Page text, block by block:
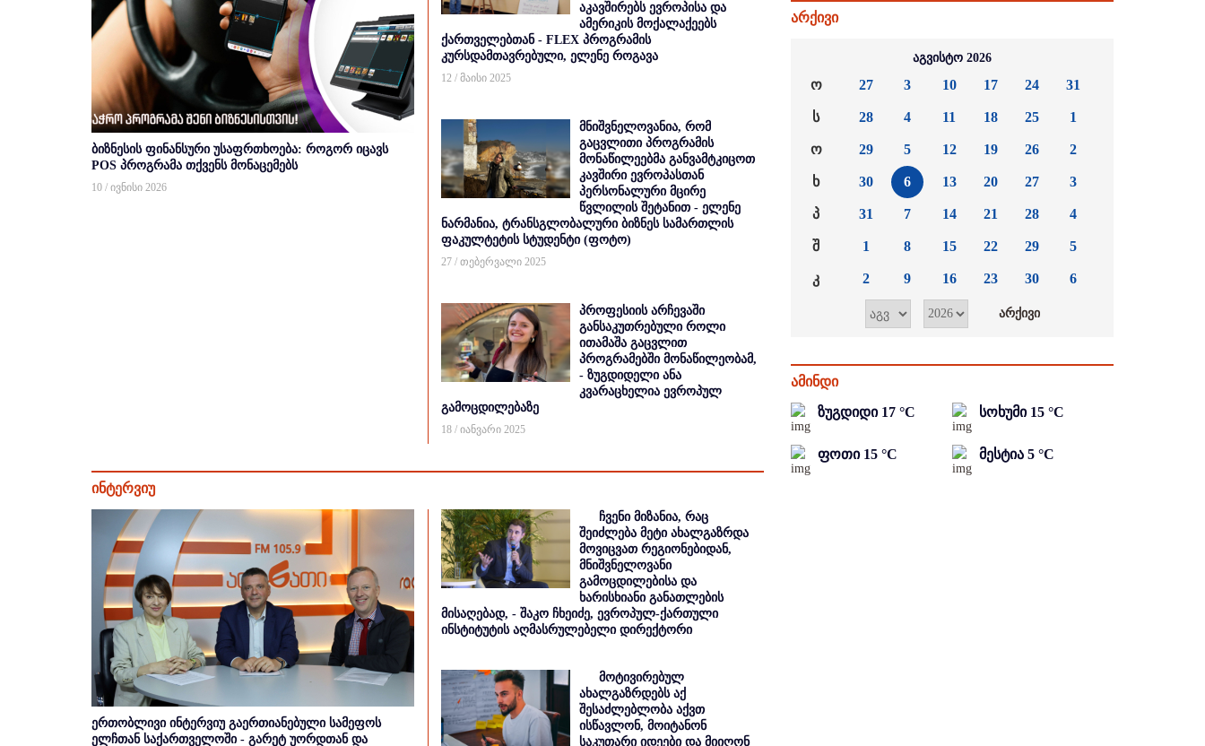
ბიზნესის ფინანსური უსაფრთხოება: როგორ იცავს
POS პროგრამა თქვენს მონაცემებს
10 / ივნისი 2026
აკავშირებს ევროპისა და
ამერიკის მოქალაქეებს
ქართველებთან - FLEX პროგრამის
კურსდამთავრებული, ელენე როგავა
12 / მაისი 2025
მნიშვნელოვანია, რომ
გაცვლითი პროგრამის
მონაწილეებმა განვამტკიცოთ
კავშირი ევროპასთან
პერსონალური მცირე
წვლილის შეტანით - ელენე
ნარმანია, ტრანსგლობალური ბიზნეს სამართლის
ფაკულტეტის სტუდენტი (ფოტო)
27 / თებერვალი 2025
პროფესიის არჩევაში
განსაკუთრებული როლი
ითამაშა გაცვლით
პროგრამებში მონაწილეობამ,
- ზუგდიდელი ანა
კვარაცხელია ევროპულ
გამოცდილებაზე
18 / იანვარი 2025
ინტერვიუ
ერთობლივი ინტერვიუ გაერთიანებული სამეფოს
ელჩთან საქართველოში - გარეტ უორდთან და
ჩვენი მიზანია, რაც
შეიძლება მეტი ახალგაზრდა
მოვიცვათ რეგიონებიდან,
მნიშვნელოვანი
გამოცდილებისა და
ხარისხიანი განათლების
მისაღებად, - შაკო ჩხეიძე, ევროპულ-ქართული
ინსტიტუტის აღმასრულებელი დირექტორი
მოტივირებულ
ახალგაზრდებს აქ
შესაძლებლობა აქვთ
ისწავლონ, მოიტანონ
საკუთარი იდეები და მიიღონ
არქივი
აგვისტო 2026
ო
ს
ო
ხ
პ
შ
კ
27
28
29
30
31
1
2
3
4
5
6
7
8
9
10
11
12
13
14
15
16
17
18
19
20
21
22
23
24
25
26
27
28
29
30
31
1
2
3
4
5
6
ამინდი
ზუგდიდი 17 °C სოხუმი 15 °C
ფოთი 15 °C მესტია 5 °C